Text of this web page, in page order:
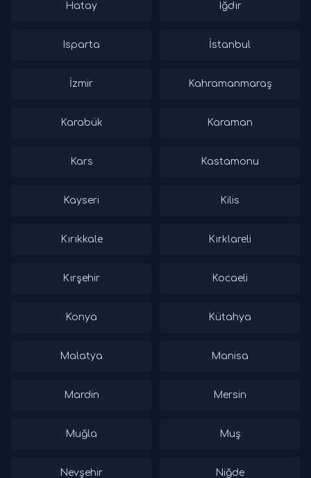
Hatay Iğdır
Isparta İstanbul
İzmir Kahramanmaraş
Karabük Karaman
Kars Kastamonu
Kayseri Kilis
Kırıkkale Kırklareli
Kırşehir Kocaeli
Konya Kütahya
Malatya Manisa
Mardin Mersin
Muğla Muş
Nevşehir Niğde